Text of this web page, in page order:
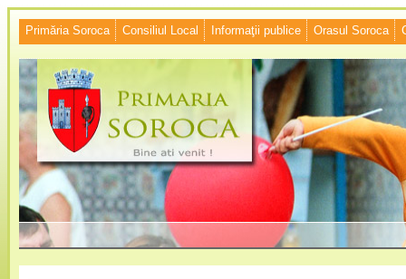
Primăria Soroca Consiliul Local Informaţii publice Orasul Soroca